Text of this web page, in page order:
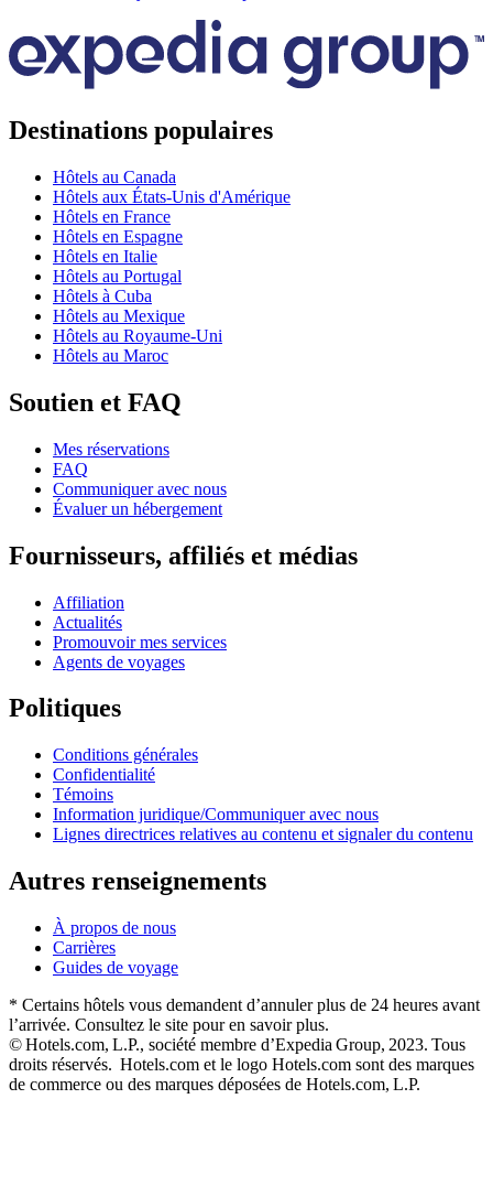
Destinations populaires
Hôtels au Canada
Hôtels aux États-Unis d'Amérique
Hôtels en France
Hôtels en Espagne
Hôtels en Italie
Hôtels au Portugal
Hôtels à Cuba
Hôtels au Mexique
Hôtels au Royaume-Uni
Hôtels au Maroc
Soutien et FAQ
Mes réservations
FAQ
Communiquer avec nous
Évaluer un hébergement
Fournisseurs, affiliés et médias
Affiliation
Actualités
Promouvoir mes services
Agents de voyages
Politiques
Conditions générales
Confidentialité
Témoins
Information juridique/Communiquer avec nous
Lignes directrices relatives au contenu et signaler du contenu
Autres renseignements
À propos de nous
Carrières
Guides de voyage
* Certains hôtels vous demandent d’annuler plus de 24 heures avant
l’arrivée. Consultez le site pour en savoir plus.
© Hotels.com, L.P., société membre d’Expedia Group, 2023. Tous
droits réservés. Hotels.com et le logo Hotels.com sont des marques
de commerce ou des marques déposées de Hotels.com, L.P.